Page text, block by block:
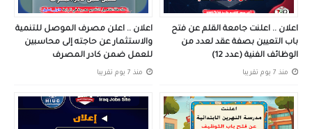
اعلان .. اعلنت جامعة القلم عن فتح
باب التعيين بصفة عقد لعدد من
الوظائف الفنية (عدد 12)
منذ 7 يوم تقريبا
اعلان .. اعلن مصرف الموصل للتنمية
والاستثمار عن حاجته إلى محاسبين
للعمل ضمن كادر المصرف
منذ 7 يوم تقريبا